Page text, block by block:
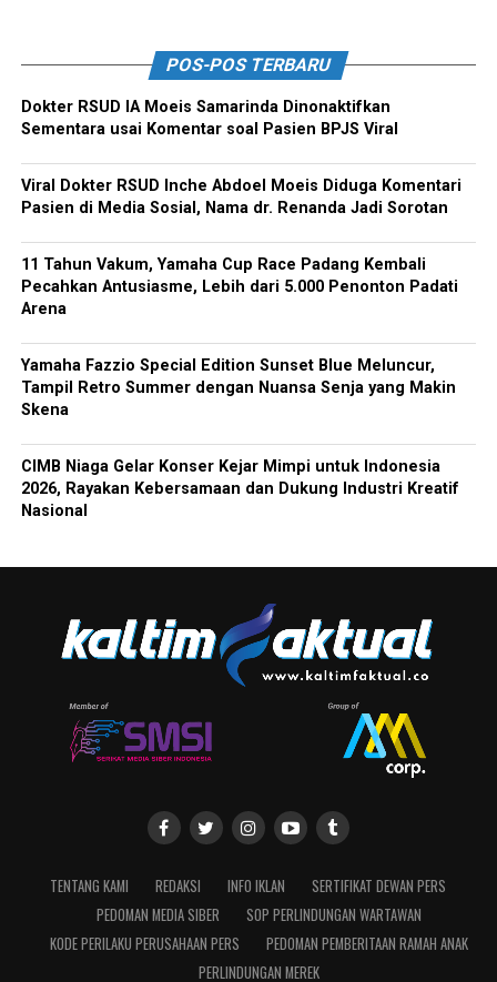
POS-POS TERBARU
Dokter RSUD IA Moeis Samarinda Dinonaktifkan
Sementara usai Komentar soal Pasien BPJS Viral
Viral Dokter RSUD Inche Abdoel Moeis Diduga Komentari
Pasien di Media Sosial, Nama dr. Renanda Jadi Sorotan
11 Tahun Vakum, Yamaha Cup Race Padang Kembali
Pecahkan Antusiasme, Lebih dari 5.000 Penonton Padati
Arena
Yamaha Fazzio Special Edition Sunset Blue Meluncur,
Tampil Retro Summer dengan Nuansa Senja yang Makin
Skena
CIMB Niaga Gelar Konser Kejar Mimpi untuk Indonesia
2026, Rayakan Kebersamaan dan Dukung Industri Kreatif
Nasional
TENTANG KAMI REDAKSI INFO IKLAN
SERTIFIKAT DEWAN PERS
PEDOMAN MEDIA SIBER
SOP PERLINDUNGAN WARTAWAN
KODE PERILAKU PERUSAHAAN PERS
PEDOMAN PEMBERITAAN RAMAH ANAK
PERLINDUNGAN MEREK